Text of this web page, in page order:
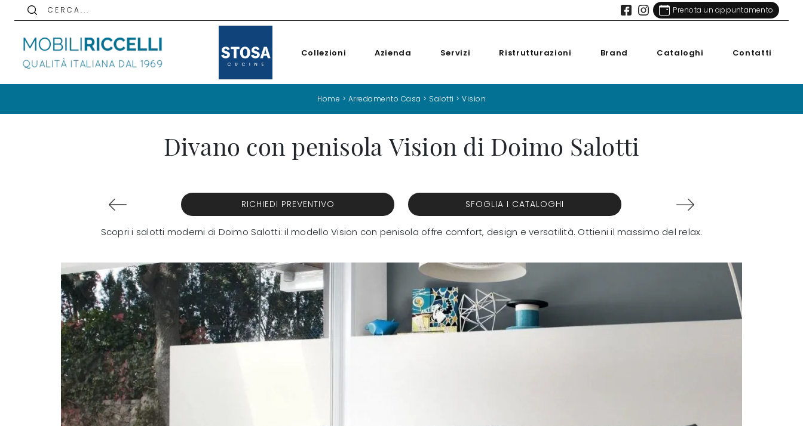
C E R C A . . . Prenota un appuntamento
Collezioni Azienda Servizi Ristrutturazioni Brand Cataloghi Contatti
Home > Arredamento Casa > Salotti > Vision
Divano con penisola Vision di Doimo Salotti
RICHIEDI PREVENTIVO SFOGLIA I CATALOGHI
Scopri i salotti moderni di Doimo Salotti: il modello Vision con penisola offre comfort, design e versatilità. Ottieni il massimo del relax.